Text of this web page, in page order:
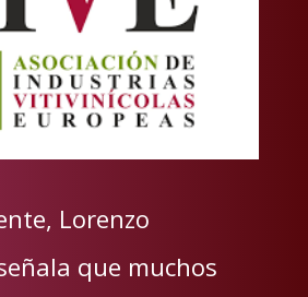
Lorenzo
que muchos